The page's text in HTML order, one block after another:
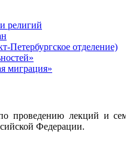
религий
Петербургское отделение)
миграция»
проведению лекций и
Федерации.